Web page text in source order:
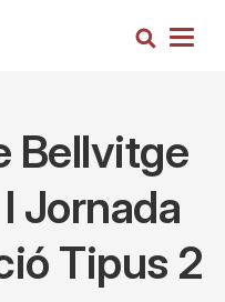
Search
Bellvitge
Jornada
Tipus 2